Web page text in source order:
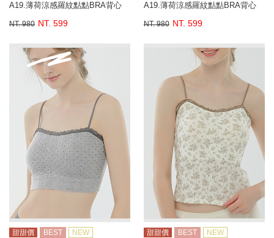
A19.薄荷涼感羅紋點點BRA背心
NT. 980 NT. 599
A19.薄荷涼感羅紋點點BRA背心
NT. 980 NT. 599
甜甜價 BEST NEW 甜甜價 BEST NEW